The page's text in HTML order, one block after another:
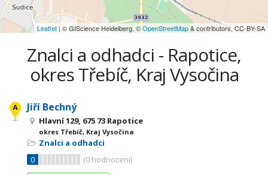
Leaflet | © GIScience Heidelberg, ©OpenStreetMap& contributors, CC-BY-SA
Znalci a odhadci - Rapotice,
okres Třebíč, Kraj Vysočina
Jiří Bechný
Hlavní 129, 675 73 Rapotice
okres Třebíč, Kraj Vysočina
Znalci a odhadci
0
(0 hodnocení)